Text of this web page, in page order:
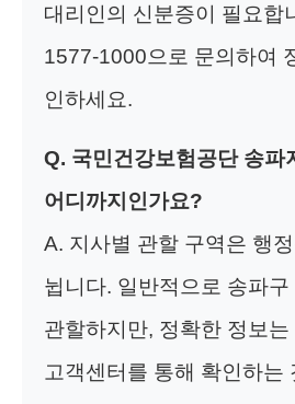
대리인의 신분증이 필요합
1577-1000으로 문의하여
인하세요.
Q. 국민건강보험공단 송파
어디까지인가요?
A. 지사별 관할 구역은 행
뉩니다. 일반적으로 송파
관할하지만, 정확한 정보
고객센터를 통해 확인하는